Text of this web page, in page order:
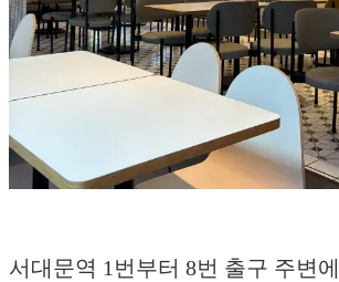
서대문역 1번부터 8번 출구 주변